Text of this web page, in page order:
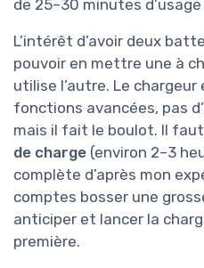
de 25–30 minutes
L’intérêt d’avoir deux
pouvoir en mettre une à
utilise l’autre. Le
fonctions avancées, pas
mais il fait le boulot. Il
de charge (environ 2–3
complète d’après mon
comptes bosser une
anticiper et lancer la
première.